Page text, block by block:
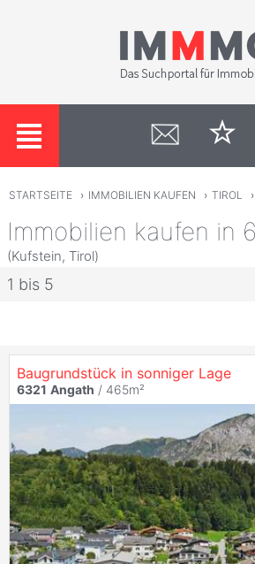
STARTSEITE › IMMOBILIEN KAUFEN › TIROL ›
Immobilien kaufen in
(Kufstein, Tirol)
1 bis 5
Baugrundstück in sonniger Lage
6321 Angath / 465m²